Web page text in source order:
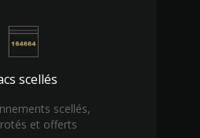
scellés
scellés,
et offerts